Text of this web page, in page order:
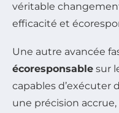
véritable
efficacité et
Une autre avancée
écoresponsable sur
capables d’exécuter
une précision